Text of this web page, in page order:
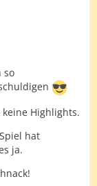
so
Highlights.
hat
ja.